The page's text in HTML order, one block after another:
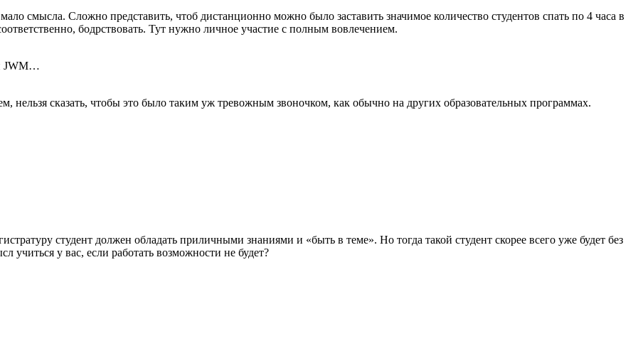
смысла. Сложно представить, чтоб дистанционно можно было заставить значимое количество студентов спать по 4 часа в
бодрствовать. Тут нужно личное участие с полным вовлечением.
JWM…
нельзя сказать, чтобы это было таким уж тревожным звоночком, как обычно на других образовательных программах.
студент должен обладать приличными знаниями и «быть в теме». Но тогда такой студент скорее всего уже будет без
учиться у вас, если работать возможности не будет?